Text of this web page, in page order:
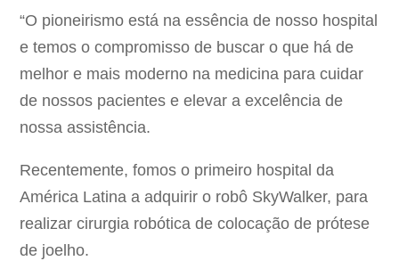
“O pioneirismo está na essência de nosso hospital
e temos o compromisso de buscar o que há de
melhor e mais moderno na medicina para cuidar
de nossos pacientes e elevar a excelência de
nossa assistência.
Recentemente, fomos o primeiro hospital da
América Latina a adquirir o robô SkyWalker, para
realizar cirurgia robótica de colocação de prótese
de joelho.